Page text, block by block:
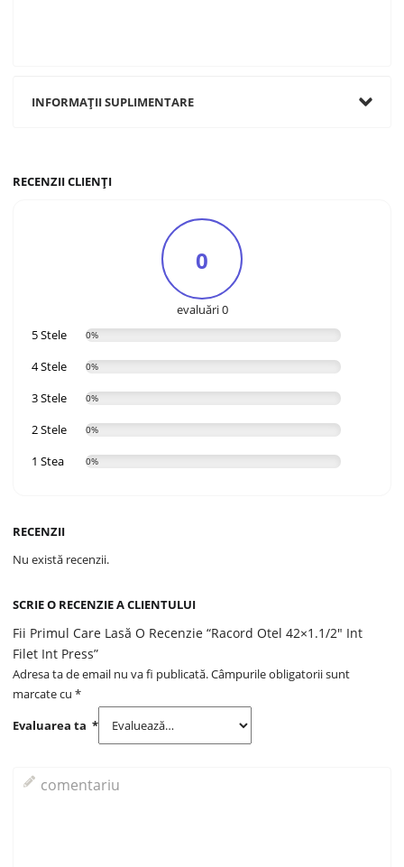
INFORMAȚII SUPLIMENTARE
RECENZII CLIENȚI
0
evaluări 0
5 Stele
0%
4 Stele 0%
3 Stele 0%
2 Stele 0%
1 Stea 0%
RECENZII
Nu există recenzii.
SCRIE O RECENZIE A CLIENTULUI
Fii Primul Care Lasă O Recenzie “Racord Otel 42×1.1/2″ Int
Filet Int Press”
Adresa ta de email nu va fi publicată.Câmpurile obligatorii sunt
marcate cu*
Evaluarea ta*